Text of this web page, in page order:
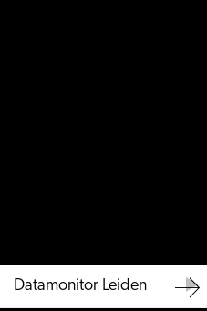
Datamonitor Leiden